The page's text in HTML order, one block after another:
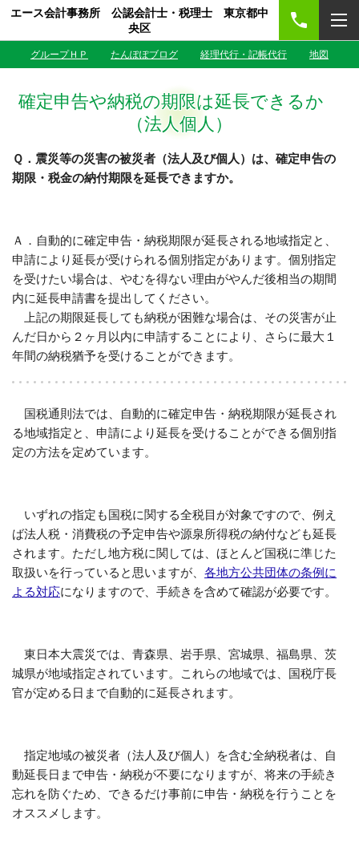
エース会計事務所 公認会計士・税理士 東京都中
央区
グループＨＰ たんぽぽブログ 経理代行・記帳代行 地図
確定申告や納税の期限は延長できるか
（法人個人）
Ｑ．震災等の災害の被災者（法人及び個人）は、確定申告の
期限・税金の納付期限を延長できますか。
Ａ．自動的に確定申告・納税期限が延長される地域指定と、
申請により延長が受けられる個別指定があります。個別指定
を受けたい場合は、やむを得ない理由がやんだ後相当の期間
内に延長申請書を提出してください。
上記の期限延長しても納税が困難な場合は、その災害が止
んだ日から２ヶ月以内に申請することにより、さらに最大１
年間の納税猶予を受けることができます。
国税通則法では、自動的に確定申告・納税期限が延長され
る地域指定と、申請により延長を受けることができる個別指
定の方法を定めています。
いずれの指定も国税に関する全税目が対象ですので、例え
ば法人税・消費税の予定申告や源泉所得税の納付なども延長
されます。ただし地方税に関しては、ほとんど国税に準じた
取扱いを行っていると思いますが、 各地方公共団体の条例に
よる対応になりますので、手続きを含めて確認が必要です。
東日本大震災では、青森県、岩手県、宮城県、福島県、茨
城県が地域指定されています。これらの地域では、国税庁長
官が定める日まで自動的に延長されます。
指定地域の被災者（法人及び個人）を含む全納税者は、自
動延長日まで申告・納税が不要になりますが、将来の手続き
忘れを防ぐため、できるだけ事前に申告・納税を行うことを
オススメします。